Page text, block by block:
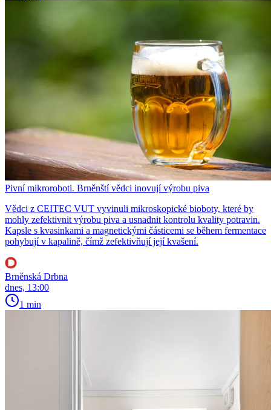
Pivní mikroroboti. Brněnští vědci inovují výrobu piva
Vědci z CEITEC VUT vyvinuli mikroskopické bioboty, které by
mohly zefektivnit výrobu piva a usnadnit kontrolu kvality potravin.
Kapsle s kvasinkami a magnetickými částicemi se během fermentace
pohybují v kapalině, čímž zefektivňují její kvašení.
Brněnská Drbna
dnes, 13:00
1 min